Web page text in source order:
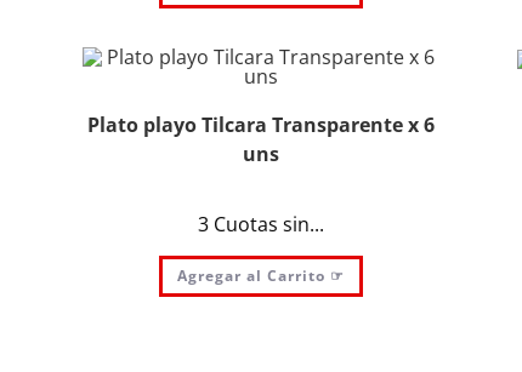
Plato playo Tilcara Transparente x 6
uns
3 Cuotas sin...
Agregar al Carrito ☞